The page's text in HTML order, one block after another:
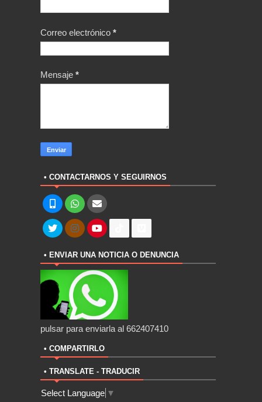
Correo electrónico *
Mensaje *
• CONTACTARNOS Y SEGUIRNOS
• ENVIAR UNA NOTICIA O DENUNCIA
pulsar para enviarla al 662407410
• COMPARTIRLO
• TRANSLATE - TRADUCIR
Select Language ▼